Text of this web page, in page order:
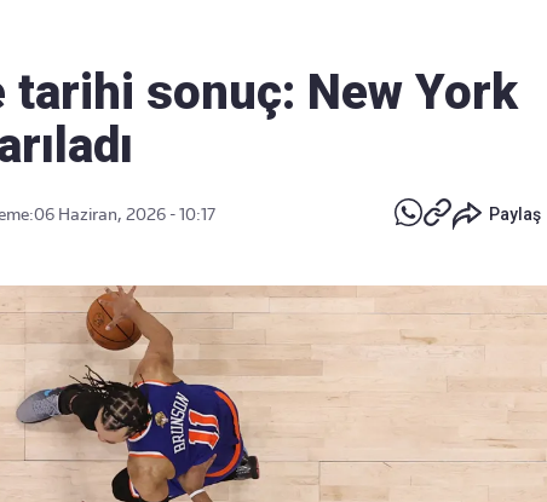
tarihi sonuç: New York
06 Haziran, 2026 - 10:17 Paylaş